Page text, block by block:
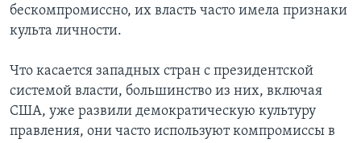
бескомпромиссно, их власть часто имела признаки
культа личности.
Что касается западных стран с президентской
системой власти, большинство из них, включая
США, уже развили демократическую культуру
правления, они часто используют компромиссы в